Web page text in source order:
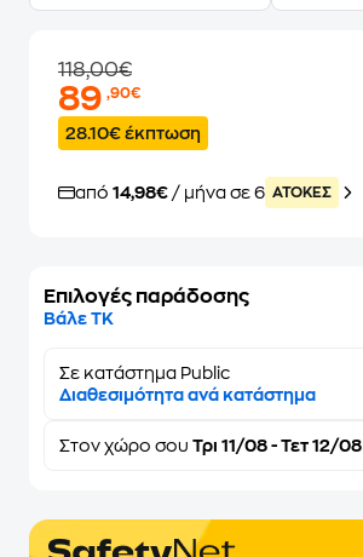
118,00€
89,90€
28.10€ έκπτωση
από 14,98€ / μήνα σε 6 ATOKEΣ
Επιλογές παράδοσης
Βάλε ΤΚ
Σε κατάστημα Public
Διαθεσιμότητα ανά κατάστημα
Στον χώρο σου Τρι 11/08 - Τετ 12/08